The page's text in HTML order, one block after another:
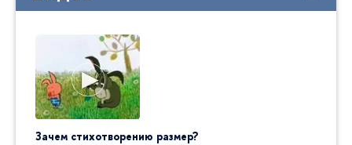
Зачем стихотворению размер?